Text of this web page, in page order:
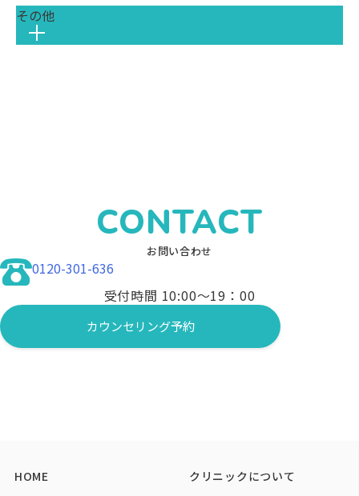
は、丁寧なカウンセリングで理想の二重を
デザインします。
「切開法」があります。ご希望のデザイン
や持続性、ダウンタイムなどを考慮し、最
適な方法をご提案します。
眉下切開
眉毛のすぐ下のラインに沿って切開し、上
まぶたの余分な皮膚や脂肪を物理的に除去
する施術です。お顔本来の印象や二重のラ
インを大きく変えることなく、若々しくす
目の下の「クマ」には、脂肪の突出による
主に「黒クマ」の原因となる、目の下の余
分な眼窩脂肪を除去する手術です。まぶた
の裏側から脂肪を取り除くため、お顔の表
面に傷が残りません。クマの根本原因を解
消し、すっきりとした明るい目元に導きま
肌育注射（リジュランi）
注入することで、皮膚にハリと厚みを持た
その他
脂肪注入豊胸
太ももやお腹など、気になる部位から採取
した脂肪を丁寧に精製し、バストへ注入。
見た目はもちろん、触れても異物感のない
マンジャロ
従来のダイエット薬よりも高い体重減少効
いシミ・しわ・毛穴・肌の色ムラなどを詳
CONTACT
お問い合わせ
0120-301-636
受付時間 10:00〜19：00
カウンセリング予約
HOME クリニックについて